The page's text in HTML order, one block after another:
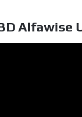
Alfawise